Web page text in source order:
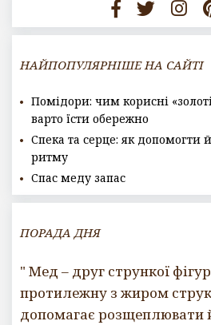
НАЙПОПУЛЯРНІШЕ НА САЙТІ
Помідори: чим корисні
варто їсти обережно
Спека та серце: як допомогти
ритму
Спас меду запас
ПОРАДА ДНЯ
" Мед – друг стрункої
протилежну з жиром
допомагає розщеплювати